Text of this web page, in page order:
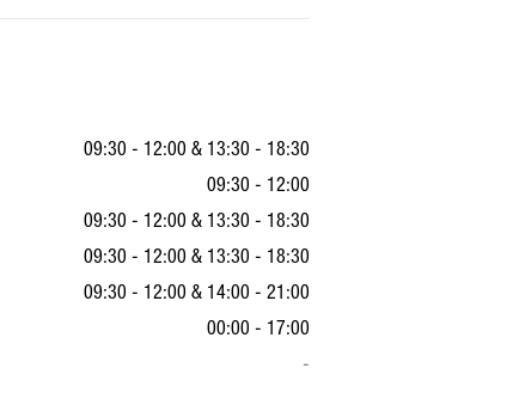
09:30 - 12:00 & 13:30 - 18:30
09:30 - 12:00
09:30 - 12:00 & 13:30 - 18:30
09:30 - 12:00 & 13:30 - 18:30
09:30 - 12:00 & 14:00 - 21:00
00:00 - 17:00
-